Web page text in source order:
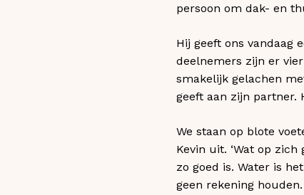
persoon om dak- en
Hij geeft ons vandaag
deelnemers zijn er
smakelijk gelachen
geeft aan zijn partner.
We staan op blote
Kevin uit. ‘Wat op
zo goed is. Water is
geen rekening